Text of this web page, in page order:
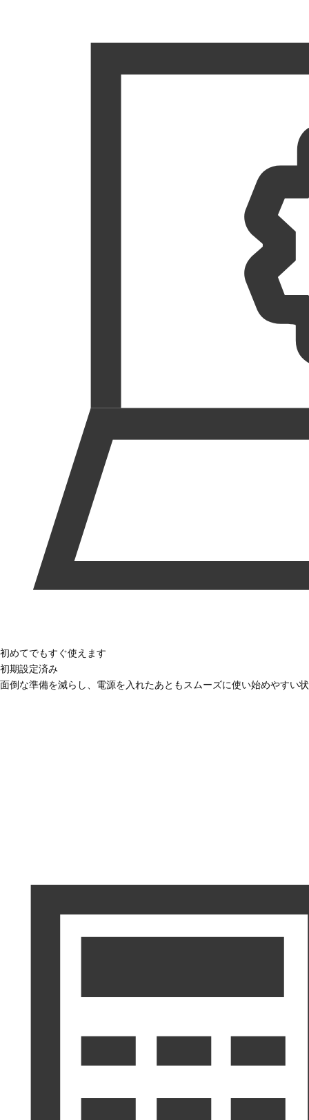
初めてでもすぐ使えます
初期設定済み
面倒な準備を減らし、電源を入れたあともスムーズに使い始めやすい